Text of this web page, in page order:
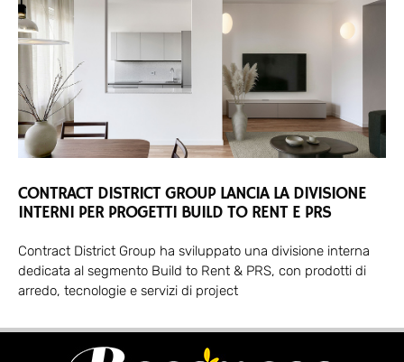
CONTRACT DISTRICT GROUP LANCIA LA DIVISIONE
INTERNI PER PROGETTI BUILD TO RENT E PRS
Contract District Group ha sviluppato una divisione interna
dedicata al segmento Build to Rent & PRS, con prodotti di
arredo, tecnologie e servizi di project